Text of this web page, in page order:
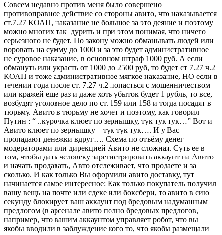
Совсем недавно против меня было совершено
противоправное действие со стороны авито, что наказывается
ст.7.27 КОАП, наказание не большое за это деяние и поэтому
можно многих так дурить и при этом понимая, что ничего
серьезного не будет. По закону можно обманывать людей или
воровать на сумму до 1000 и за это будет административное
не суровое наказание, в основном штраф 1000 руб. А если
обмануть или украсть от 1000 до 2500 руб, то будет ст 7.27 ч.2
КОАП и тоже административное мягкое наказание, НО если в
течении года после ст. 7.27 ч.2 попасться с мошенничеством
или кражей еще раз и даже хоть убыток будет 1 рубль, то все,
возбудят уголовное дело по ст. 159 или 158 и тогда посадят в
тюрьму. Авито в тюрьму не хочет и поэтому, как говорил
Путин : “ ..курочка клюет по зернышку, тук тук тук…” Вот и
Авито клюет по зернышку – тук тук тук…. И у Вас
пропадают денежки вдруг…. Схема по отъёму денег
модераторами или дирекцией Авито не сложная. Суть ее в
том, чтобы дать человеку зарегистрировать аккаунт на Авито
и начать продавать, Авто отслеживает, что продаете и за
сколько. И как только Вы оформили авито доставку, тут
начинается самое интересное: Как только покупатель получил
вашу вещь на почте или сдеке или боксбери, то авито в сию
секунду блокирует ваш аккаунт под бредовым надуманным
предлогом (в арсенале авито полно бредовых предлогов,
например, что вашим аккаунтом управляет робот, что вы
якобы вводили в заблуждение кого то, что якобы размещали